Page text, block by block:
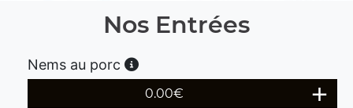
Nos Entrées
Nems au porc
0.00€